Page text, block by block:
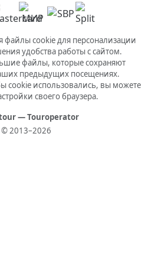
файлы cookie для персонализации
удобства работы с сайтом.
файлы, которые сохраняют
предыдущих посещениях.
cookie использовались, вы можете
своего браузера.
— Touroperator
© 2013–2026